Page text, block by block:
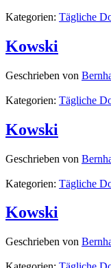
Kategorien: Tägliche
Kowski
Geschrieben von
Kategorien: Tägliche
Kowski
Geschrieben von
Kategorien: Tägliche
Kowski
Geschrieben von